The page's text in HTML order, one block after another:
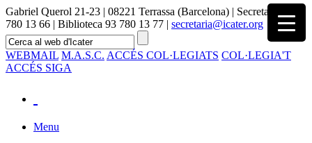
Gabriel Querol 21-23 | 08221 Terrassa (Barcelona) | Secretaria 93
780 13 66 | Biblioteca 93 780 13 77 | secretaria@icater.org
WEBMAIL M.A.S.C. ACCÉS COL·LEGIATS COL·LEGIA'T
ACCÉS SIGA
Menu